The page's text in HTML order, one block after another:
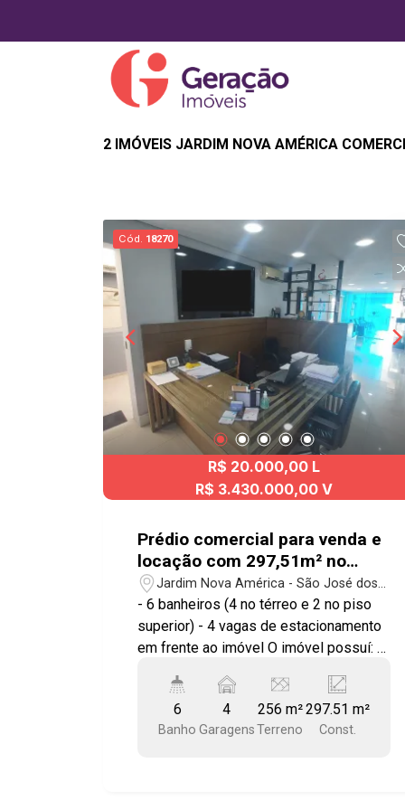
2 IMÓVEIS JARDIM NOVA AMÉRICA
Cód. 18270
R$ 20.000,00 L
R$ 3.430.000,00 V
Prédio comercial para venda e
locação com 297,51m² no
bairro Jardim Nova América
Jardim Nova América - São José dos
Campos/SP
- 6 banheiros (4 no térreo e 2 no piso
superior) - 4 vagas de estacionamento
em frente ao imóvel O imóvel possuí: -
11 salas no total (6 no piso inferior e 5
no superior) - 1 cozinha funcional - 10
aparelhos de ar-condicionado
6
Banho
4
Garagens
256 m²
Terreno
297.51 m²
Const.